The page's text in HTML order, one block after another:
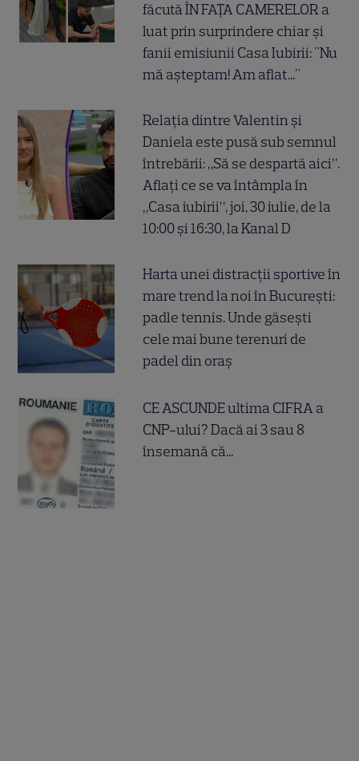
făcută ÎN FAȚA CAMERELOR a
luat prin surprindere chiar și
fanii emisiunii Casa Iubirii: "Nu
mă așteptam! Am aflat..."
Relația dintre Valentin și
Daniela este pusă sub semnul
întrebării: „Să se despartă aici”.
Aflați ce se va întâmpla în
„Casa iubirii”, joi, 30 iulie, de la
10:00 și 16:30, la Kanal D
Harta unei distracții sportive în
mare trend la noi în București:
padle tennis. Unde găsești
cele mai bune terenuri de
padel din oraș
CE ASCUNDE ultima CIFRA a
CNP-ului? Dacă ai 3 sau 8
însemană că...